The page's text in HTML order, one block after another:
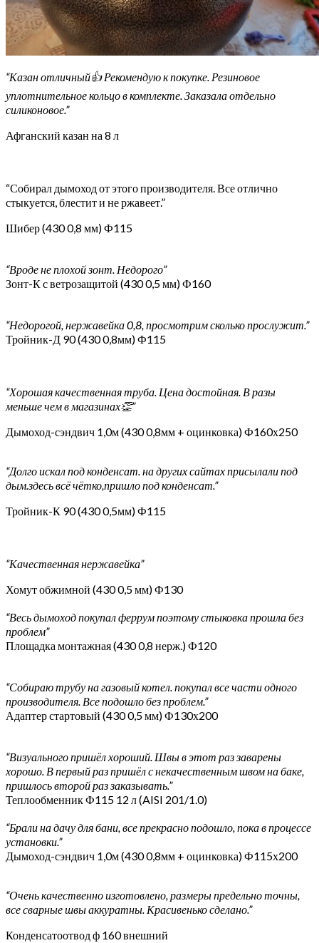
“Казан отличный👍 Рекомендую к покупке. Резиновое
уплотнительное кольцо в комплекте. Заказала отдельно
силиконовое.”
Афганский казан на 8 л
“Собирал дымоход от этого производителя. Все отлично
стыкуется, блестит и не ржавеет.”
Шибер (430 0,8 мм) Ф115
“Вроде не плохой зонт. Недорого”
Зонт-К с ветрозащитой (430 0,5 мм) Ф160
“Недорогой, нержавейка 0,8, просмотрим сколько прослужит.”
Тройник-Д 90 (430 0,8мм) Ф115
“Хорошая качественная труба. Цена достойная. В разы
меньше чем в магазинах👏”
Дымоход-сэндвич 1,0м (430 0,8мм + оцинковка) Ф160х250
“Долго искал под конденсат. на других сайтах присылали под
дым.здесь всё чётко,пришло под конденсат.”
Тройник-К 90 (430 0,5мм) Ф115
“Качественная нержавейка”
Хомут обжимной (430 0,5 мм) Ф130
“Весь дымоход покупал феррум поэтому стыковка прошла без
проблем”
Площадка монтажная (430 0,8 нерж.) Ф120
“Собираю трубу на газовый котел. покупал все части одного
производителя. Все подошло без проблем.”
Адаптер стартовый (430 0,5 мм) Ф130х200
“Визуального пришёл хороший. Швы в этот раз заварены
хорошо. В первый раз пришёл с некачественным швом на баке,
пришлось второй раз заказывать.”
Теплообменник Ф115 12 л (AISI 201/1.0)
“Брали на дачу для бани, все прекрасно подошло, пока в процессе
установки.”
Дымоход-сэндвич 1,0м (430 0,8мм + оцинковка) Ф115х200
“Очень качественно изготовлено, размеры предельно точны,
все сварные швы аккуратны. Красивенько сделано.”
Конденсатоотвод ф 160 внешний